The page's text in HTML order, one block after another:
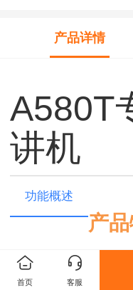
产品详情
A580T
讲机
功能概述
产
256个信道容量
2200mAh,7.4V大容量
首页 客服